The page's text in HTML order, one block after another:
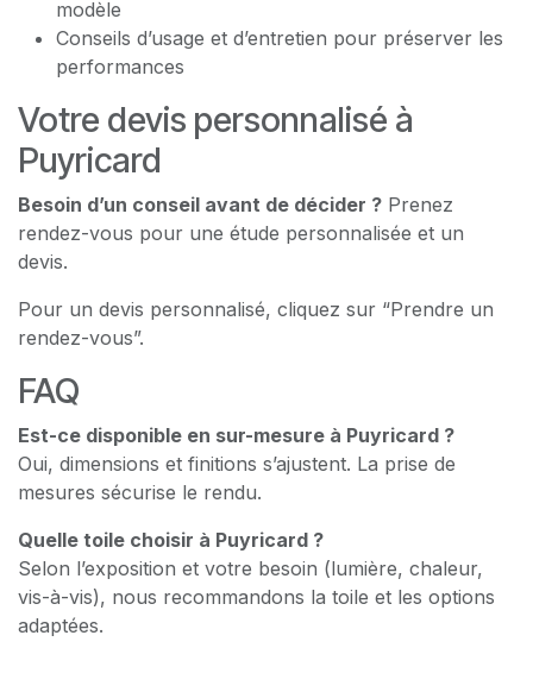
modèle
Conseils d’usage et d’entretien pour préserver les
performances
Votre devis personnalisé à
Puyricard
Besoin d’un conseil avant de décider ? Prenez
rendez-vous pour une étude personnalisée et un
devis.
Pour un devis personnalisé, cliquez sur “Prendre un
rendez-vous”.
FAQ
Est-ce disponible en sur-mesure à Puyricard ?
Oui, dimensions et finitions s’ajustent. La prise de
mesures sécurise le rendu.
Quelle toile choisir à Puyricard ?
Selon l’exposition et votre besoin (lumière, chaleur,
vis-à-vis), nous recommandons la toile et les options
adaptées.